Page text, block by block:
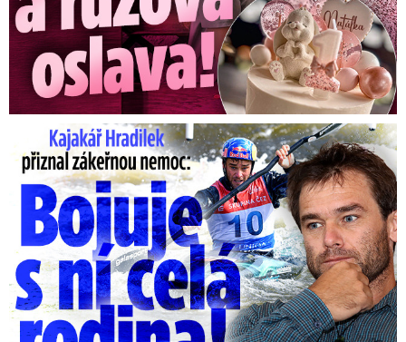
Kajakář Hradilek přiznal zákeřnou nemoc: Bojuje s ní celá ...